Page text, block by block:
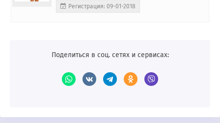
Регистрация: 09-01-2018
Поделиться в соц. сетях и сервисах: